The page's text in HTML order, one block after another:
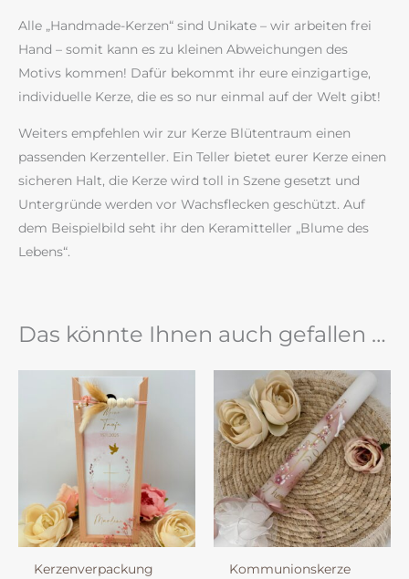
Alle „Handmade-Kerzen“ sind Unikate – wir arbeiten frei
Hand – somit kann es zu kleinen Abweichungen des
Motivs kommen! Dafür bekommt ihr eure einzigartige,
individuelle Kerze, die es so nur einmal auf der Welt gibt!
Weiters empfehlen wir zur Kerze Blütentraum einen
passenden Kerzenteller. Ein Teller bietet eurer Kerze einen
sicheren Halt, die Kerze wird toll in Szene gesetzt und
Untergründe werden vor Wachsflecken geschützt. Auf
dem Beispielbild seht ihr den Keramitteller „Blume des
Lebens“.
Das könnte Ihnen auch gefallen …
Kerzenverpackung
Kommunionskerze